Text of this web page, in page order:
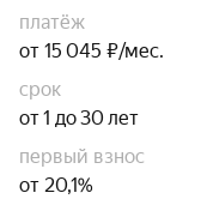
платёж
от 15 045 ₽/мес.
срок
от 1 до 30 лет
первый взнос
от 20,1%